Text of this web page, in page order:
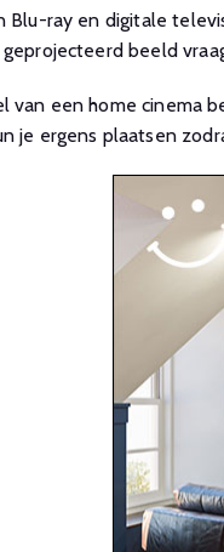
Blu-ray en digitale
beeld
van een home cinema
je ergens plaatsen